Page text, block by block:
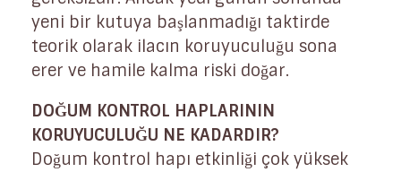
yeni bir kutuya başlanmadığı taktirde
teorik olarak ilacın koruyuculuğu sona
erer ve hamile kalma riski doğar.
DOĞUM KONTROL HAPLARININ
KORUYUCULUĞU NE KADARDIR?
Doğum kontrol hapı etkinliği çok yüksek